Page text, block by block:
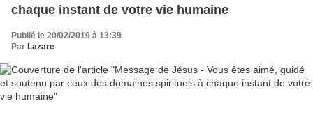
chaque instant de votre vie humaine
Publié le 20/02/2019 à 13:39
Par Lazare